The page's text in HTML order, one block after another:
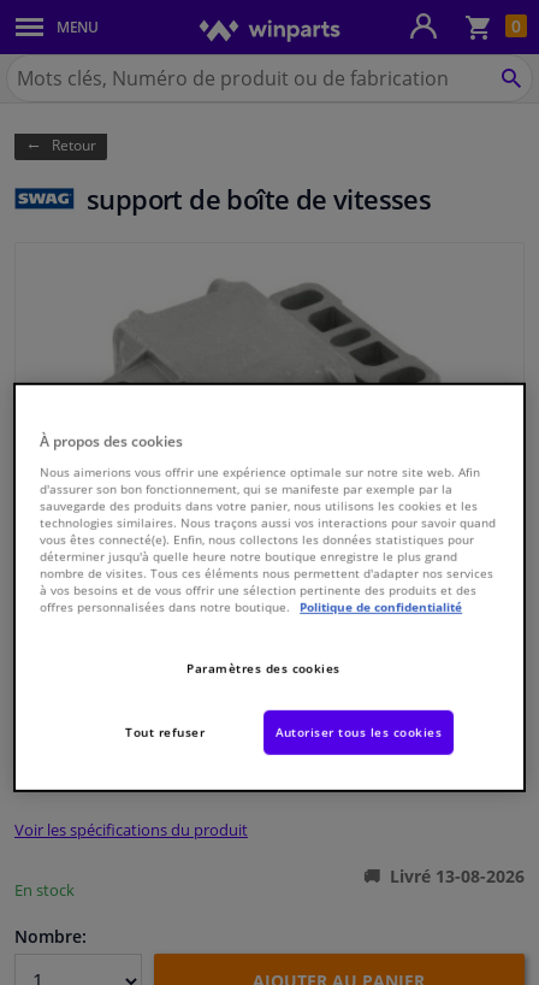
0
MENU
Carrosserie & tôles
Feux & ampoules
Freinage
Système d'échappement
Châssis & transmission
Filtres & liquides
Bagages & transport
Fenêtres & accessoires
Intérieur & ameublement
Atelier & outils
Promotions et réductions
Chercher
Winparts.be
Retour
support de boîte de vitesses
4044688570130
Voir les spécifications du produit
En stock
Livré 13-08-2026
Nombre:
À propos des cookies
Nous aimerions vous offrir une expérience optimale sur notre site web. Afin
d'assurer son bon fonctionnement, qui se manifeste par exemple par la
sauvegarde des produits dans votre panier, nous utilisons les cookies et les
technologies similaires. Nous traçons aussi vos interactions pour savoir quand
vous êtes connecté(e). Enfin, nous collectons les données statistiques pour
déterminer jusqu'à quelle heure notre boutique enregistre le plus grand
nombre de visites. Tous ces éléments nous permettent d'adapter nos services
à vos besoins et de vous offrir une sélection pertinente des produits et des
offres personnalisées dans notre boutique.
Politique de confidentialité
Paramètres des cookies
Tout refuser Autoriser tous les cookies